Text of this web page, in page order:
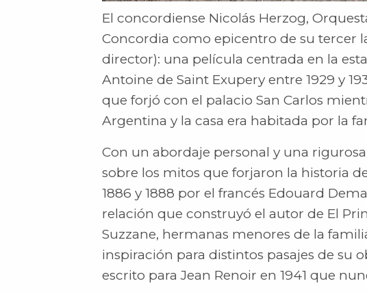
El concordiense Nicolás Herzog,
Concordia como epicentro de su tercer
director): una película centrada en la
Antoine de Saint Exupery entre 1929 y
que forjó con el palacio San Carlos
Argentina y la casa era habitada por la
Con un abordaje personal y una
sobre los mitos que forjaron la historia
1886 y 1888 por el francés Edouard
relación que construyó el autor de El
Suzzane, hermanas menores de la
inspiración para distintos pasajes de su
escrito para Jean Renoir en 1941 que